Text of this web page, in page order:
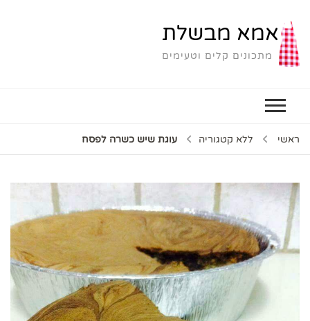
אמא מבשלת
מתכונים קלים וטעימים
ראשי ללא קטגוריה עוגת שיש כשרה לפסח